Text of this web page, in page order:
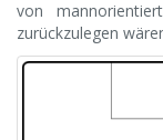
von
zurückzulegen